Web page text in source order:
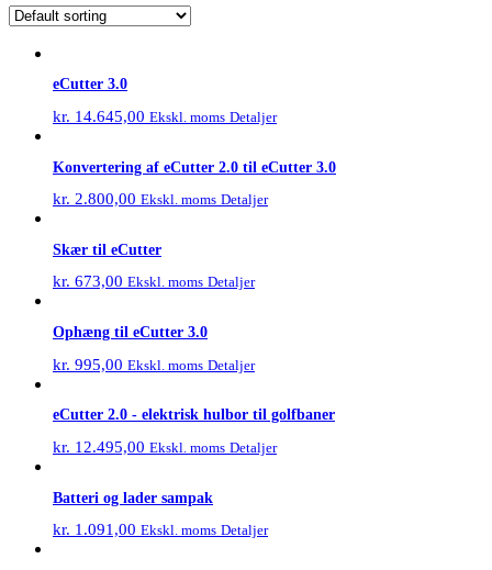
eCutter 3.0
kr. 14.645,00 Ekskl. moms Detaljer
Konvertering af eCutter 2.0 til eCutter 3.0
kr. 2.800,00 Ekskl. moms Detaljer
Skær til eCutter
kr. 673,00 Ekskl. moms Detaljer
Ophæng til eCutter 3.0
kr. 995,00 Ekskl. moms Detaljer
eCutter 2.0 - elektrisk hulbor til golfbaner
kr. 12.495,00 Ekskl. moms Detaljer
Batteri og lader sampak
kr. 1.091,00 Ekskl. moms Detaljer